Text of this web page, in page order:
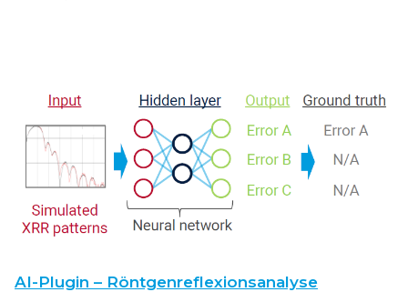
AI-Plugin – Röntgenreflexionsanalyse